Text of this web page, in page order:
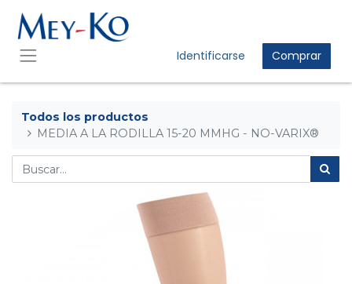
Identificarse Comprar
Todos los productos
MEDIA A LA RODILLA 15-20 MMHG - NO-VARIX®